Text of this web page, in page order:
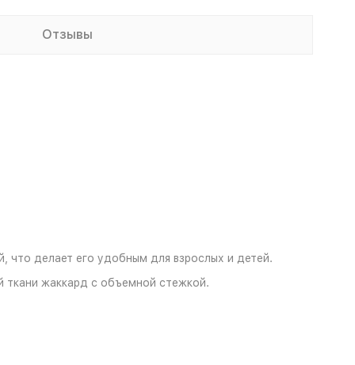
Отзывы
что делает его удобным для взрослых и детей.
ткани жаккард с объемной стежкой.